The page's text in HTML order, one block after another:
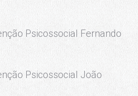
Psicossocial Fernando
Psicossocial João